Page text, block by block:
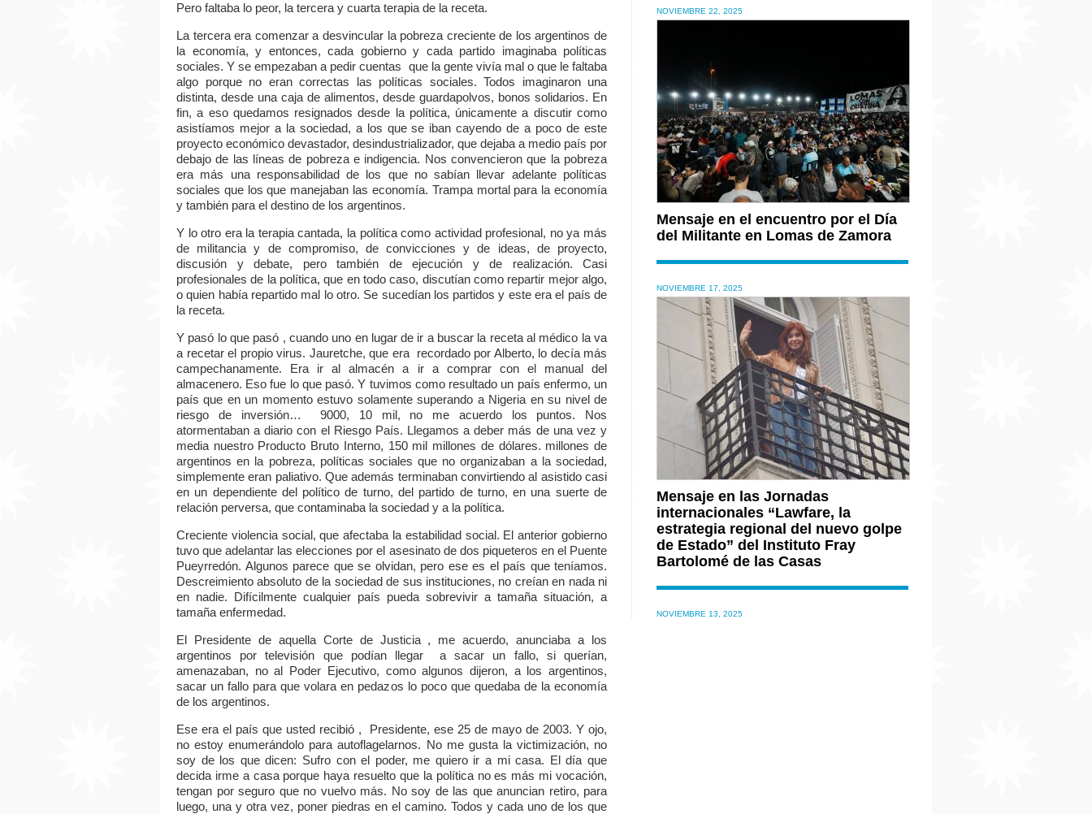
Pero faltaba lo peor, la tercera y cuarta terapia de la receta.
La tercera era comenzar a desvincular la pobreza creciente de los argentinos de
la economía, y entonces, cada gobierno y cada partido imaginaba políticas
sociales. Y se empezaban a pedir cuentas que la gente vivía mal o que le faltaba
algo porque no eran correctas las políticas sociales. Todos imaginaron una
distinta, desde una caja de alimentos, desde guardapolvos, bonos solidarios. En
fin, a eso quedamos resignados desde la política, únicamente a discutir como
asistíamos mejor a la sociedad, a los que se iban cayendo de a poco de este
proyecto económico devastador, desindustrializador, que dejaba a medio país por
debajo de las líneas de pobreza e indigencia. Nos convencieron que la pobreza
era más una responsabilidad de los que no sabían llevar adelante políticas
sociales que los que manejaban las economía. Trampa mortal para la economía
y también para el destino de los argentinos.
Y lo otro era la terapia cantada, la política como actividad profesional, no ya más
de militancia y de compromiso, de convicciones y de ideas, de proyecto,
discusión y debate, pero también de ejecución y de realización. Casi
profesionales de la política, que en todo caso, discutían como repartir mejor algo,
o quien había repartido mal lo otro. Se sucedían los partidos y este era el país de
la receta.
Y pasó lo que pasó , cuando uno en lugar de ir a buscar la receta al médico la va
a recetar el propio virus. Jauretche, que era recordado por Alberto, lo decía más
campechanamente. Era ir al almacén a ir a comprar con el manual del
almacenero. Eso fue lo que pasó. Y tuvimos como resultado un país enfermo, un
país que en un momento estuvo solamente superando a Nigeria en su nivel de
riesgo de inversión… 9000, 10 mil, no me acuerdo los puntos. Nos
atormentaban a diario con el Riesgo País. Llegamos a deber más de una vez y
media nuestro Producto Bruto Interno, 150 mil millones de dólares. millones de
argentinos en la pobreza, políticas sociales que no organizaban a la sociedad,
simplemente eran paliativo. Que además terminaban convirtiendo al asistido casi
en un dependiente del político de turno, del partido de turno, en una suerte de
relación perversa, que contaminaba la sociedad y a la política.
Creciente violencia social, que afectaba la estabilidad social. El anterior gobierno
tuvo que adelantar las elecciones por el asesinato de dos piqueteros en el Puente
Pueyrredón. Algunos parece que se olvidan, pero ese es el país que teníamos.
Descreimiento absoluto de la sociedad de sus instituciones, no creían en nada ni
en nadie. Difícilmente cualquier país pueda sobrevivir a tamaña situación, a
tamaña enfermedad.
El Presidente de aquella Corte de Justicia , me acuerdo, anunciaba a los
argentinos por televisión que podían llegar a sacar un fallo, si querían,
amenazaban, no al Poder Ejecutivo, como algunos dijeron, a los argentinos,
sacar un fallo para que volara en pedazos lo poco que quedaba de la economía
de los argentinos.
Ese era el país que usted recibió , Presidente, ese 25 de mayo de 2003. Y ojo,
no estoy enumerándolo para autoflagelarnos. No me gusta la victimización, no
soy de los que dicen: Sufro con el poder, me quiero ir a mi casa. El día que
decida irme a casa porque haya resuelto que la política no es más mi vocación,
tengan por seguro que no vuelvo más. No soy de las que anuncian retiro, para
luego, una y otra vez, poner piedras en el camino. Todos y cada uno de los que
NOVIEMBRE 22, 2025
Mensaje en el encuentro por el Día
del Militante en Lomas de Zamora
NOVIEMBRE 17, 2025
Mensaje en las Jornadas
internacionales “Lawfare, la
estrategia regional del nuevo golpe
de Estado” del Instituto Fray
Bartolomé de las Casas
NOVIEMBRE 13, 2025